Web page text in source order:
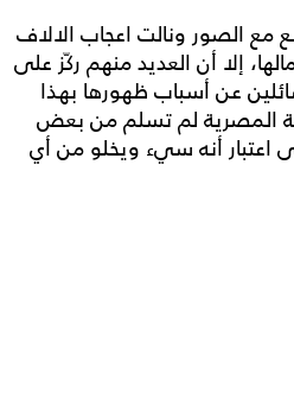
مع الصور ونالت اعجاب الالاف
إلا أن العديد منهم ركّز على
عن أسباب ظهورها بهذا
المصرية لم تسلم من بعض
أنه سيء ويخلو من أي